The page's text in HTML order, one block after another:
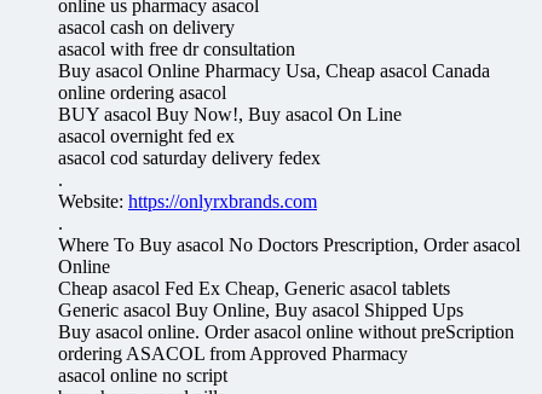
online us pharmacy asacol
asacol cash on delivery
asacol with free dr consultation
Buy asacol Online Pharmacy Usa, Cheap asacol Canada
online ordering asacol
BUY asacol Buy Now!, Buy asacol On Line
asacol overnight fed ex
asacol cod saturday delivery fedex
.
Website: https://onlyrxbrands.com
.
Where To Buy asacol No Doctors Prescription, Order asacol
Online
Cheap asacol Fed Ex Cheap, Generic asacol tablets
Generic asacol Buy Online, Buy asacol Shipped Ups
Buy asacol online. Order asacol online without preScription
ordering ASACOL from Approved Pharmacy
asacol online no script